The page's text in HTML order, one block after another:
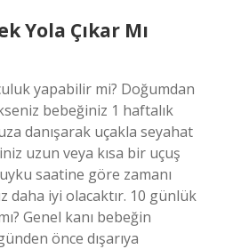
Yola Çıkar Mı
yapabilir mi? Doğumdan
bebeğiniz 1 haftalık
danışarak uçakla seyahat
uzun veya kısa bir uçuş
saatine göre zamanı
daha iyi olacaktır. 10 günlük
Genel kanı bebeğin
önce dışarıya